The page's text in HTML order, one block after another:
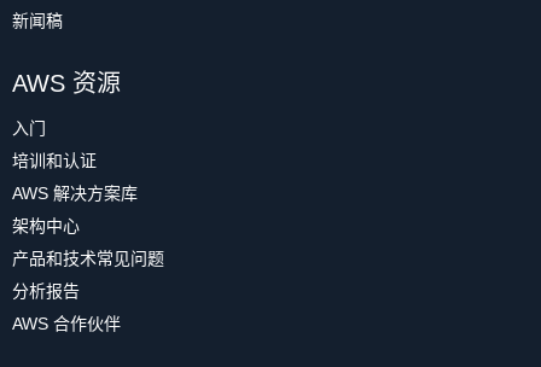
新闻稿
AWS 资源
入门
培训和认证
AWS 解决方案库
架构中心
产品和技术常见问题
分析报告
AWS 合作伙伴